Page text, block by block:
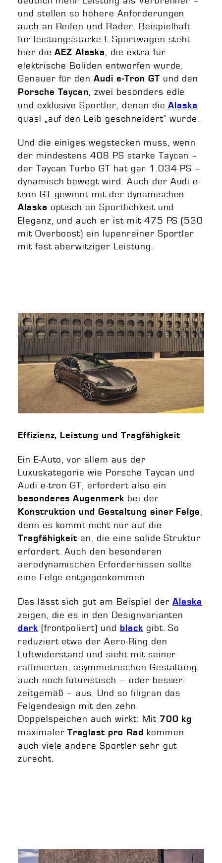
und stellen so höhere Anforderungen
auch an Reifen und Räder. Beispielhaft
für leistungsstarke E-Sportwagen steht
hier dieAEZ Alaska, die extra für
elektrische Boliden entworfen wurde.
Genauer für denAudi e-Tron GT und den
Porsche Taycan, zwei besonders edle
und exklusive Sportler, denen die Alaska
quasi „auf den Leib geschneidert“ wurde.
Und die einiges wegstecken muss, wenn
der mindestens 408 PS starke Taycan –
der Taycan Turbo GT hat gar 1.034 PS –
dynamisch bewegt wird. Auch der Audi e-
tron GT gewinnt mit der dynamischen
Alaska optisch an Sportlichkeit und
Eleganz, und auch er ist mit 475 PS (530
mit Overboost) ein lupenreiner Sportler
mit fast aberwitziger Leistung.
Effizienz, Leistung und Tragfähigkeit
Ein E-Auto, vor allem aus der
Luxuskategorie wie Porsche Taycan und
Audi e-tron GT, erfordert also ein
besonderes Augenmerk bei der
Konstruktion und Gestaltung einer Felge,
denn es kommt nicht nur auf die
Tragfähigkeit an, die eine solide Struktur
erfordert. Auch den besonderen
aerodynamischen Erfordernissen sollte
eine Felge entgegenkommen.
Das lässt sich gut am Beispiel der Alaska
zeigen, die es in den Designvarianten
dark (frontpoliert) und black gibt. So
reduziert etwa der Aero-Ring den
Luftwiderstand und sieht mit seiner
raffinierten, asymmetrischen Gestaltung
auch noch futuristisch – oder besser:
zeitgemäß – aus. Und so filigran das
Felgendesign mit den zehn
Doppelspeichen auch wirkt: Mit 700 kg
maximalerTraglast pro Rad kommen
auch viele andere Sportler sehr gut
zurecht.